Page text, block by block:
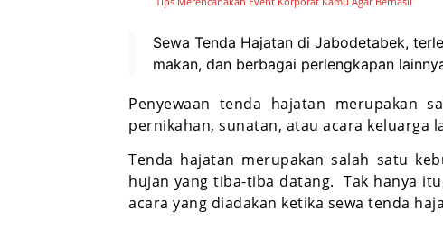
Sewa Tenda Hajatan di Jabodetabek,
makan, dan berbagai perlengkapan
Penyewaan tenda hajatan merupakan
pernikahan, sunatan, atau acara keluarga
Tenda hajatan merupakan salah satu
hujan yang tiba-tiba datang.Tak hanya
acara yang diadakan ketika sewa tenda